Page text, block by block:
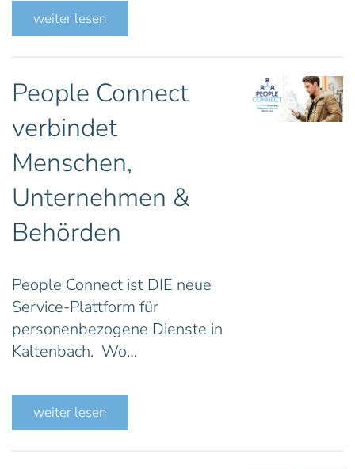
weiter lesen
People Connect
verbindet
Menschen,
Unternehmen &
Behörden
People Connect ist DIE neue
Service-Plattform für
personenbezogene Dienste in
Kaltenbach. Wo…
weiter lesen